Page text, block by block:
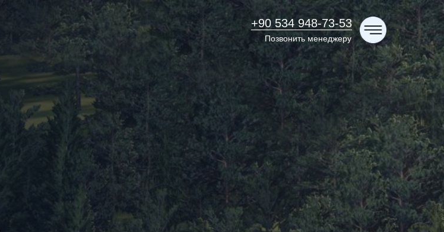
+90 534 948-73-53
Позвонить менеджеру